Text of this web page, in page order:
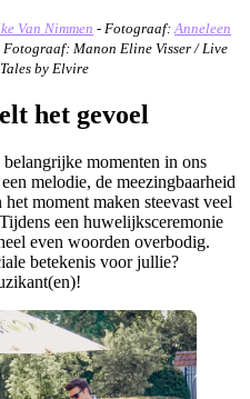
Van Nimmen - Fotograaf: Anneleen
Fotograaf: Manon Eline Visser / Live
by Elvire
het gevoel
momenten in ons
melodie, de meezingbaarheid
moment maken steevast veel
een huwelijksceremonie
even woorden overbodig.
betekenis voor jullie?